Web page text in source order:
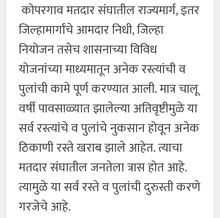
कोपरगाव मतदार संघातील राज्यमार्ग, इतर
जिल्हामार्गांचे आमदार निधी, जिल्हा
नियोजन तसेच शासनाच्या विविध
योजनांच्या माध्यमातून अनेक रस्त्यांची व
पुलांची कामे पूर्ण करण्यात आली. मात्र चालू
वर्षी पावसाळ्यात झालेल्या अतिवृष्टीमुळे या
सर्व रस्त्यांचे व पुलांचे नुकसान होवून अनेक
ठिकाणी रस्ते खराब झाले आहेत. त्याचा
मतदार संघातील जनतेला त्रास होत आहे.
त्यामुळे या सर्व रस्ते व पुलांची दुरुस्ती करणे
गरजेचे आहे.